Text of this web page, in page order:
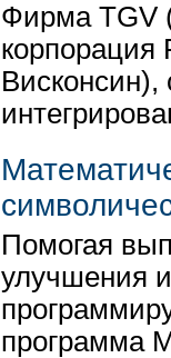
Фирма TGV
корпорация
Висконсин),
Помогая
улучшения
программа